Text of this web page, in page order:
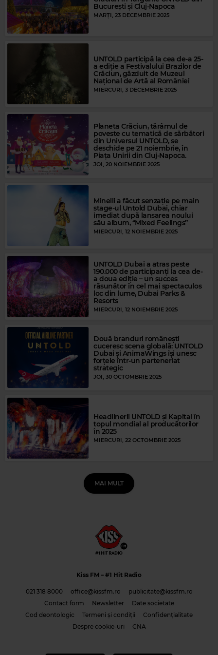
București și Cluj-Napoca
MARȚI, 23 DECEMBRIE 2025
UNTOLD participă la cea de-a 25-
a ediție a Festivalului Brazilor de
Crăciun, găzduit de Muzeul
Național de Artă al României
MIERCURI, 3 DECEMBRIE 2025
Planeta Crăciun, tărâmul de
poveste cu tematică de sărbători
din Universul UNTOLD, se
deschide pe 21 noiembrie, în
Piața Unirii din Cluj-Napoca.
JOI, 20 NOIEMBRIE 2025
Minelli a făcut senzație pe main
stage-ul Untold Dubai, chiar
imediat după lansarea noului
său album, “Mixed Feelings”
MIERCURI, 12 NOIEMBRIE 2025
UNTOLD Dubai a atras peste
190.000 de participanți la cea de-
a doua ediție – un succes
răsunător în cel mai spectaculos
loc din lume, Dubai Parks &
Resorts
MIERCURI, 12 NOIEMBRIE 2025
Două branduri românești
cuceresc scena globală: UNTOLD
Dubai și AnimaWings își unesc
forțele într-un parteneriat
strategic
JOI, 30 OCTOMBRIE 2025
Headlinerii UNTOLD și Kapital în
topul mondial al producătorilor
în 2025
MIERCURI, 22 OCTOMBRIE 2025
MAI MULT
Kiss FM – #1 Hit Radio
021 318 8000 office@kissfm.ro
publicitate@kissfm.ro
Contact form
Newsletter
Date societate
Cod deontologic
Termeni și condiții
Confidențialitate
Despre cookie-uri
CNA